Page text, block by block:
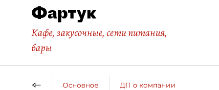
Фартук
Кафе, закусочные, сети питания,
бары
Основное ДП о компании